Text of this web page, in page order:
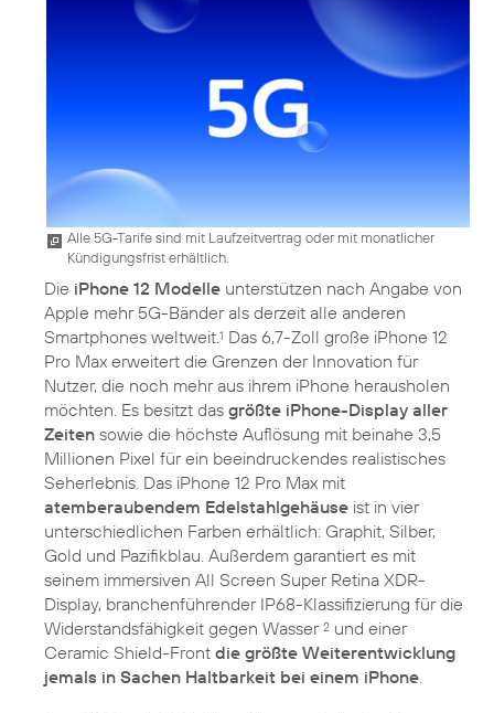
Alle 5G-Tarife sind mit Laufzeitvertrag oder mit monatlicher
Kündigungsfrist erhältlich.
Die iPhone 12 Modelle unterstützen nach Angabe von
Apple mehr 5G-Bänder als derzeit alle anderen
Smartphones weltweit.1 Das 6,7-Zoll große iPhone 12
Pro Max erweitert die Grenzen der Innovation für
Nutzer, die noch mehr aus ihrem iPhone herausholen
möchten. Es besitzt das größte iPhone-Display aller
Zeiten sowie die höchste Auflösung mit beinahe 3,5
Millionen Pixel für ein beeindruckendes realistisches
Seherlebnis. Das iPhone 12 Pro Max mit
atemberaubendem Edelstahlgehäuse ist in vier
unterschiedlichen Farben erhältlich: Graphit, Silber,
Gold und Pazifikblau. Außerdem garantiert es mit
seinem immersiven All Screen Super Retina XDR-
Display, branchenführender IP68-Klassifizierung für die
Widerstandsfähigkeit gegen Wasser 2 und einer
Ceramic Shield-Front die größte Weiterentwicklung
jemals in Sachen Haltbarkeit bei einem iPhone.